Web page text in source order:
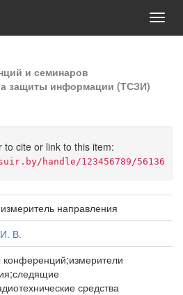
и семинаров
защиты информации (ТСЗИ)
to cite or link to this item:
handle/123456789/56136
направления
В.
средства